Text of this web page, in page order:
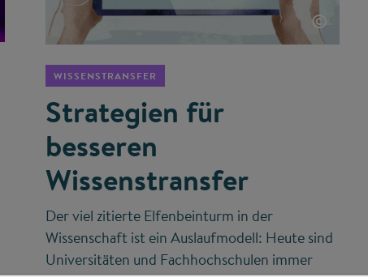
©
WISSENSTRANSFER
Strategien für
besseren
Wissenstransfer
Der viel zitierte Elfenbeinturm in der
Wissenschaft ist ein Auslaufmodell: Heute sind
Universitäten und Fachhochschulen immer